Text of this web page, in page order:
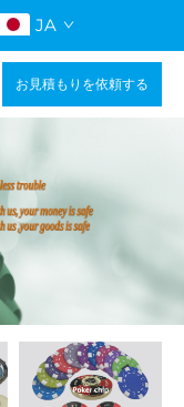
JA
お見積もりを依頼する